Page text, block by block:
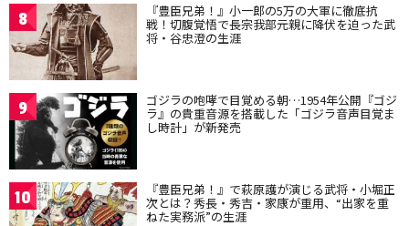
8 『豊臣兄弟！』小一郎の5万の大軍に徹底抗
戦！切腹覚悟で長宗我部元親に降伏を迫った武
将・谷忠澄の生涯
9 ゴジラの咆哮で目覚める朝…1954年公開『ゴジ
ラ』の貴重音源を搭載した「ゴジラ音声目覚ま
し時計」が新発売
10 『豊臣兄弟！』で萩原護が演じる武将・小堀正
次とは？秀長・秀吉・家康が重用、“出家を重
ねた実務派”の生涯